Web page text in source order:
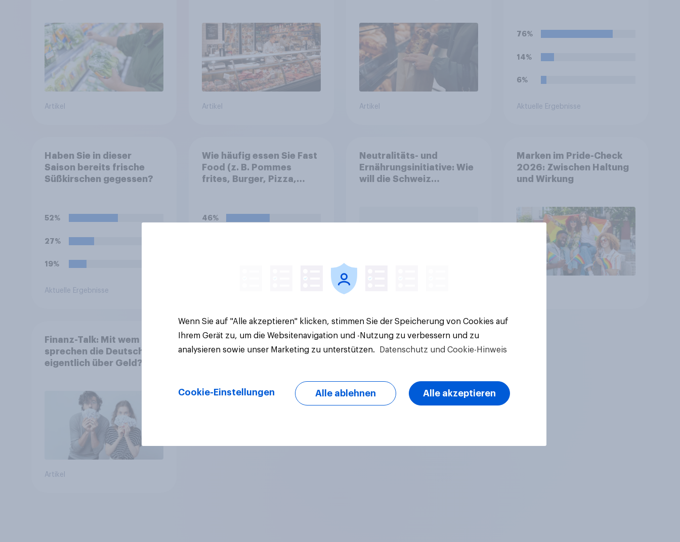
Artikel Artikel
Backstationen
Artikel
Aromatisieren von
wird.
76%
14%
6%
Aktuelle Ergebnisse
Haben Sie in dieser
Saison bereits frische
Süßkirschen gegessen?
52%
27%
19%
Aktuelle Ergebnisse
Wie häufig essen Sie Fast
Food (z. B. Pommes
frites, Burger, Pizza,
46%
Neutralitäts- und
Ernährungsinitiative: Wie
will die Schweiz
Marken im Pride-Check
2026: Zwischen Haltung
und Wirkung
Finanz-Talk: Mit wem
sprechen die Deutschen
eigentlich über Geld?
Artikel
Wenn Sie auf "Alle akzeptieren" klicken, stimmen Sie der Speicherung von Cookies auf
Ihrem Gerät zu, um die Websitenavigation und -Nutzung zu verbessern und zu
analysieren sowie unser Marketing zu unterstützen.
Datenschutz und Cookie-Hinweis
Cookie-Einstellungen Alle ablehnen Alle akzeptieren